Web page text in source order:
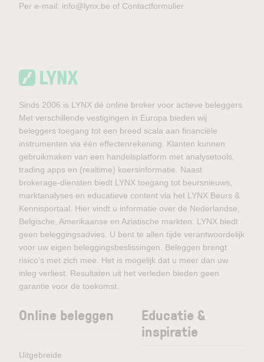
Per e-mail: info@lynx.be of Contactformulier
Sinds 2006 is LYNX dé online broker voor actieve beleggers.
Met verschillende vestigingen in Europa bieden wij
beleggers toegang tot een breed scala aan financiële
instrumenten via één effectenrekening. Klanten kunnen
gebruikmaken van een handelsplatform met analysetools,
trading apps en (realtime) koersinformatie. Naast
brokerage-diensten biedt LYNX toegang tot beursnieuws,
marktanalyses en educatieve content via het LYNX Beurs &
Kennisportaal. Hier vindt u informatie over de Nederlandse,
Belgische, Amerikaanse en Aziatische markten. LYNX biedt
geen beleggingsadvies. U bent te allen tijde verantwoordelijk
voor uw eigen beleggingsbeslissingen. Beleggen brengt
risico’s met zich mee. Het is mogelijk dat u meer dan uw
inleg verliest. Resultaten uit het verleden bieden geen
garantie voor de toekomst.
Online beleggen
Uitgebreide
Educatie &
inspiratie